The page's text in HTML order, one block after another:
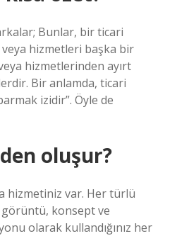
Bunlar, bir ticari
hizmetleri başka bir
hizmetlerinden ayırt
Bir anlamda, ticari
izidir”. Öyle de
oluşur?
hizmetiniz var. Her türlü
konsept ve
olarak kullandığınız her